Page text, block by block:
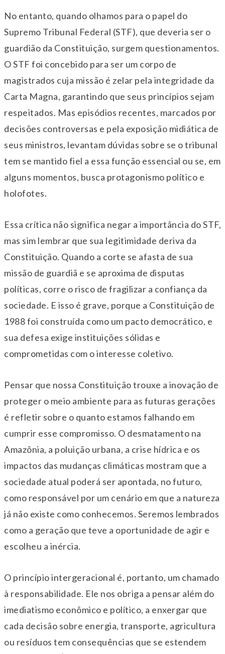
No entanto, quando olhamos para o papel do
Supremo Tribunal Federal (STF), que deveria ser o
guardião da Constituição, surgem questionamentos.
O STF foi concebido para ser um corpo de
magistrados cuja missão é zelar pela integridade da
Carta Magna, garantindo que seus princípios sejam
respeitados. Mas episódios recentes, marcados por
decisões controversas e pela exposição midiática de
seus ministros, levantam dúvidas sobre se o tribunal
tem se mantido fiel a essa função essencial ou se, em
alguns momentos, busca protagonismo político e
holofotes.
Essa crítica não significa negar a importância do STF,
mas sim lembrar que sua legitimidade deriva da
Constituição. Quando a corte se afasta de sua
missão de guardiã e se aproxima de disputas
políticas, corre o risco de fragilizar a confiança da
sociedade. E isso é grave, porque a Constituição de
1988 foi construída como um pacto democrático, e
sua defesa exige instituições sólidas e
comprometidas com o interesse coletivo.
Pensar que nossa Constituição trouxe a inovação de
proteger o meio ambiente para as futuras gerações
é refletir sobre o quanto estamos falhando em
cumprir esse compromisso. O desmatamento na
Amazônia, a poluição urbana, a crise hídrica e os
impactos das mudanças climáticas mostram que a
sociedade atual poderá ser apontada, no futuro,
como responsável por um cenário em que a natureza
já não existe como conhecemos. Seremos lembrados
como a geração que teve a oportunidade de agir e
escolheu a inércia.
O princípio intergeracional é, portanto, um chamado
à responsabilidade. Ele nos obriga a pensar além do
imediatismo econômico e político, a enxergar que
cada decisão sobre energia, transporte, agricultura
ou resíduos tem consequências que se estendem